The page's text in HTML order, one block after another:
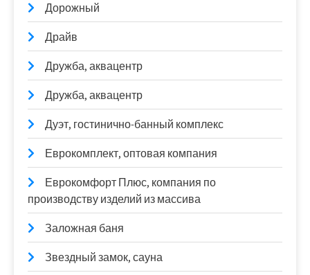
Дорожный
Драйв
Дружба, аквацентр
Дружба, аквацентр
Дуэт, гостинично-банный комплекс
Еврокомплект, оптовая компания
Еврокомфорт Плюс, компания по
производству изделий из массива
Заложная баня
Звездный замок, сауна